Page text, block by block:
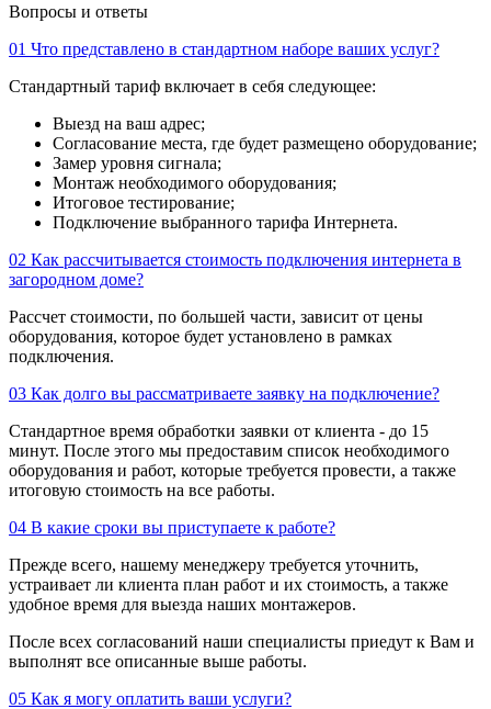
Вопросы и ответы
01 Что представлено в стандартном наборе ваших услуг?
Стандартный тариф включает в себя следующее:
Выезд на ваш адрес;
Согласование места, где будет размещено оборудование;
Замер уровня сигнала;
Монтаж необходимого оборудования;
Итоговое тестирование;
Подключение выбранного тарифа Интернета.
02 Как рассчитывается стоимость подключения интернета в
загородном доме?
Рассчет стоимости, по большей части, зависит от цены
оборудования, которое будет установлено в рамках
подключения.
03 Как долго вы рассматриваете заявку на подключение?
Стандартное время обработки заявки от клиента - до 15
минут. После этого мы предоставим список необходимого
оборудования и работ, которые требуется провести, а также
итоговую стоимость на все работы.
04 В какие сроки вы приступаете к работе?
Прежде всего, нашему менеджеру требуется уточнить,
устраивает ли клиента план работ и их стоимость, а также
удобное время для выезда наших монтажеров.
После всех согласований наши специалисты приедут к Вам и
выполнят все описанные выше работы.
05 Как я могу оплатить ваши услуги?